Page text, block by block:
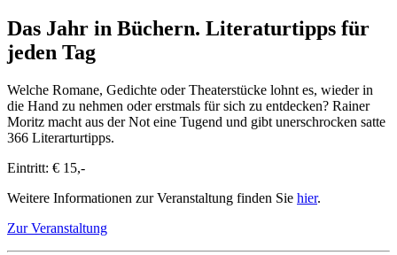
Das Jahr in Büchern. Literaturtipps für
jeden Tag
Welche Romane, Gedichte oder Theaterstücke lohnt es, wieder in
die Hand zu nehmen oder erstmals für sich zu entdecken? Rainer
Moritz macht aus der Not eine Tugend und gibt unerschrocken satte
366 Literarturtipps.
Eintritt: € 15,-
Weitere Informationen zur Veranstaltung finden Sie hier.
Zur Veranstaltung